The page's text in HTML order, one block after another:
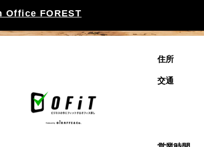
Office FOREST
住所
交通